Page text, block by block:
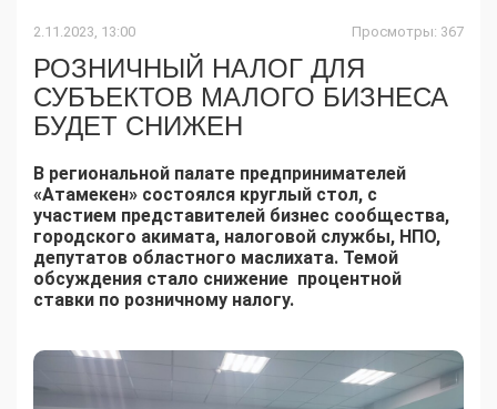
2.11.2023, 13:00 Просмотры: 367
РОЗНИЧНЫЙ НАЛОГ ДЛЯ
СУБЪЕКТОВ МАЛОГО БИЗНЕСА
БУДЕТ СНИЖЕН
В региональной палате предпринимателей
«Атамекен» состоялся круглый стол, с
участием представителей бизнес сообщества,
городского акимата, налоговой службы, НПО,
депутатов областного маслихата. Темой
обсуждения стало снижение процентной
ставки по розничному налогу.